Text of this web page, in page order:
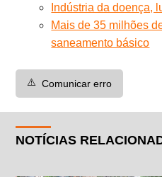
Indústria da doença,
Mais de 35 milhões
saneamento básico
⚠️ Comunicar erro
NOTÍCIAS